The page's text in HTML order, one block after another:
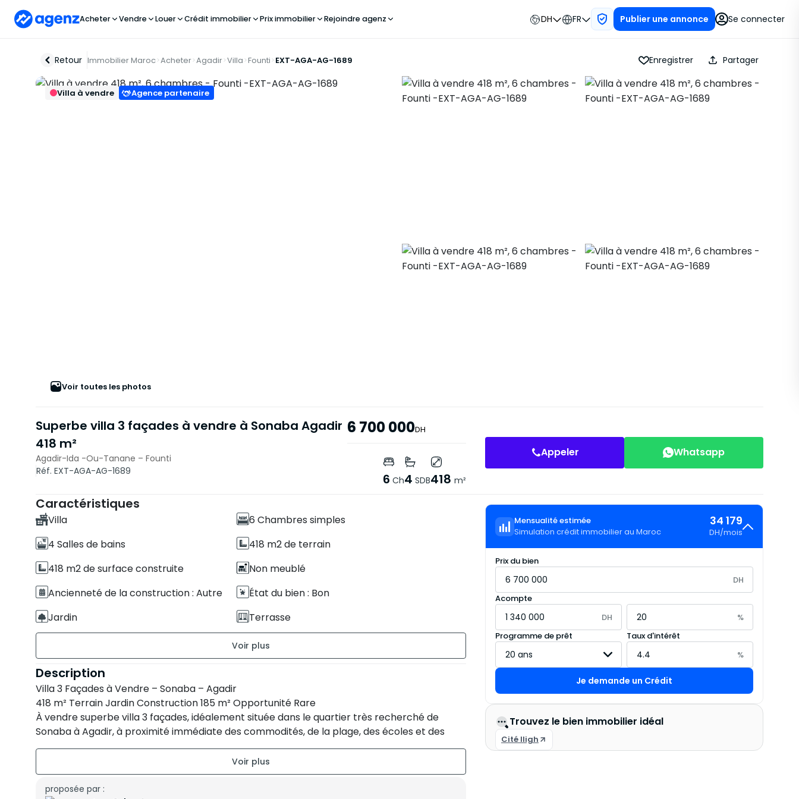
Acheter Vendre Louer Crédit immobilier Prix immobilier Rejoindre agenz DH FR Publier une annonce Se connecter
Retour Immobilier Maroc Acheter Agadir Villa Founti EXT-AGA-AG-1689 Enregistrer Partager
Voir toutes les photos
Villa à vendre Agence partenaire
Superbe villa 3 façades à vendre à Sonaba Agadir
418 m²
6 700 000DH
Agadir-Ida -Ou-Tanane – Founti
Réf. EXT-AGA-AG-1689
6 Ch4 SDB418 m²
Appeler Whatsapp
Caractéristiques
Villa
6 Chambres simples
4 Salles de bains
418 m2 de terrain
418 m2 de surface construite
Non meublé
Ancienneté de la construction : Autre
État du bien : Bon
Jardin
Terrasse
Description
Villa 3 Façades à Vendre – Sonaba – Agadir
418 m² Terrain Jardin Construction 185 m² Opportunité Rare
À vendre superbe villa 3 façades, idéalement située dans le quartier très recherché de
Sonaba à Agadir, à proximité immédiate des commodités, de la plage, des écoles et des
axes principaux.
Cette villa offre de grands volumes, une excellente luminosité et un fort potentiel aussi bien
pour habitation familiale que pour investissement patrimonial.
________________________________________
proposée par :
Mensualité estimée
Simulation crédit immobilier au Maroc
34 179
DH/mois
Prix du bien
DH
Acompte
DH
%
Programme de prêt
Taux d'intérêt
%
Je demande un Crédit
Trouvez le bien immobilier idéal
Cité Iligh